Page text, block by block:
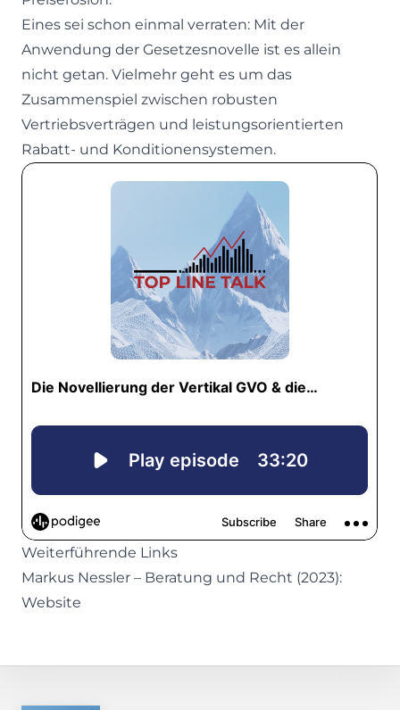
Eines sei schon einmal verraten: Mit der
Anwendung der Gesetzesnovelle ist es allein
nicht getan. Vielmehr geht es um das
Zusammenspiel zwischen robusten
Vertriebsverträgen und leistungsorientierten
Rabatt- und Konditionensystemen.
Weiterführende Links
Markus Nessler – Beratung und Recht (2023):
Website